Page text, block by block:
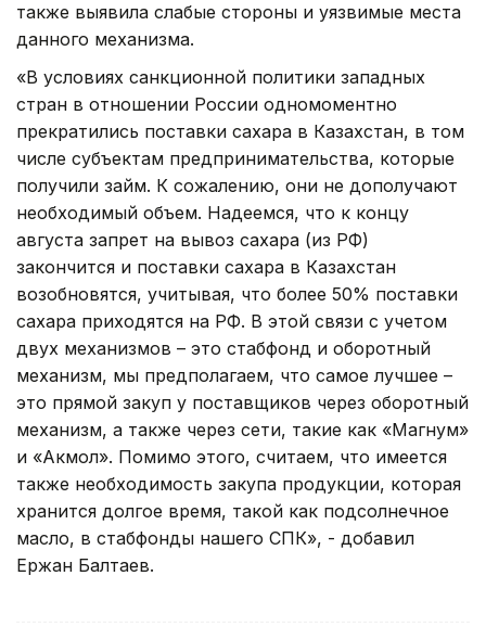
также выявила слабые стороны и уязвимые места
данного механизма.
«В условиях санкционной политики западных
стран в отношении России одномоментно
прекратились поставки сахара в Казахстан, в том
числе субъектам предпринимательства, которые
получили займ. К сожалению, они не дополучают
необходимый объем. Надеемся, что к концу
августа запрет на вывоз сахара (из РФ)
закончится и поставки сахара в Казахстан
возобновятся, учитывая, что более 50% поставки
сахара приходятся на РФ. В этой связи с учетом
двух механизмов – это стабфонд и оборотный
механизм, мы предполагаем, что самое лучшее –
это прямой закуп у поставщиков через оборотный
механизм, а также через сети, такие как «Магнум»
и «Акмол». Помимо этого, считаем, что имеется
также необходимость закупа продукции, которая
хранится долгое время, такой как подсолнечное
масло, в стабфонды нашего СПК», - добавил
Ержан Балтаев.